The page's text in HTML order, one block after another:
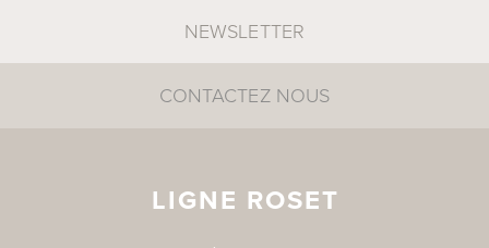
LIGNE ROSET
NEWSLETTER
CONTACTEZ NOUS